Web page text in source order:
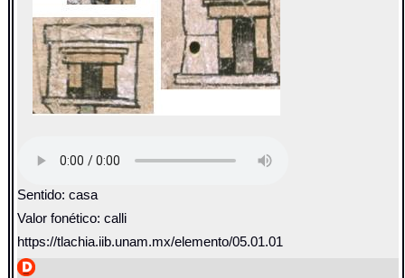
Sentido: casa
Valor fonético: calli
https://tlachia.iib.unam.mx/elemento/05.01.01